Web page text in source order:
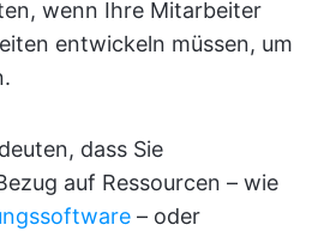
wenn Ihre Mitarbeiter
entwickeln müssen, um
dass Sie
auf Ressourcen – wie
– oder